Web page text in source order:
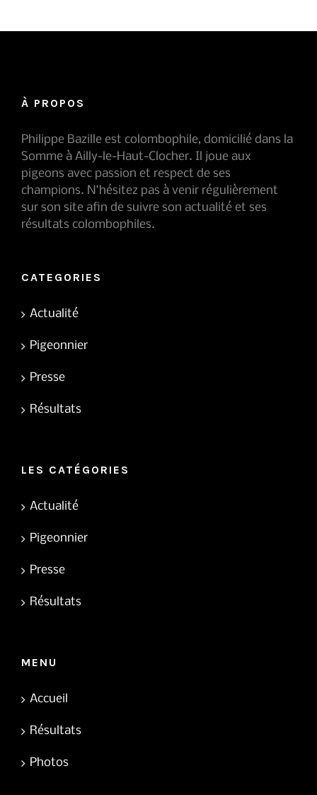
À PROPOS
Philippe Bazille est colombophile, domicilié dans la
Somme à Ailly-le-Haut-Clocher. Il joue aux
pigeons avec passion et respect de ses
champions. N'hésitez pas à venir régulièrement
sur son site afin de suivre son actualité et ses
résultats colombophiles.
CATEGORIES
Actualité
Pigeonnier
Presse
Résultats
LES CATÉGORIES
Actualité
Pigeonnier
Presse
Résultats
MENU
Accueil
Résultats
Photos